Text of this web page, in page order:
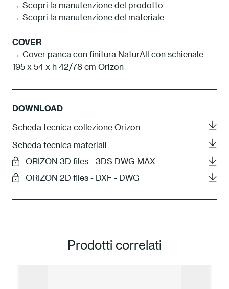
→ Scopri la manutenzione del prodotto
→ Scopri la manutenzione del materiale
COVER
→ Cover panca con finitura NaturAll con schienale
195 x 54 x h 42/78 cm Orizon
DOWNLOAD
Scheda tecnica collezione Orizon
Scheda tecnica materiali
ORIZON 3D files - 3DS DWG MAX
ORIZON 2D files - DXF - DWG
Prodotti correlati